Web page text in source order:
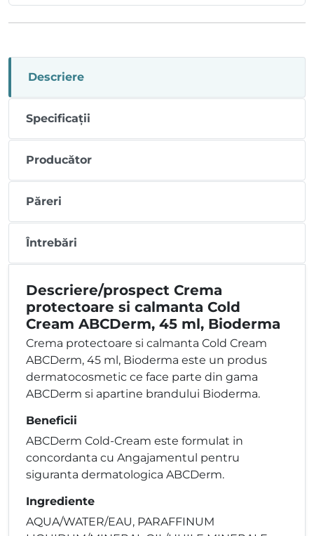
Descriere
Specificații
Producător
Păreri
Întrebări
Descriere/prospect Crema
protectoare si calmanta Cold
Cream ABCDerm, 45 ml, Bioderma
Crema protectoare si calmanta Cold Cream
ABCDerm, 45 ml, Bioderma este un produs
dermatocosmetic ce face parte din gama
ABCDerm si apartine brandului Bioderma.
Beneficii
ABCDerm Cold-Cream este formulat in
concordanta cu Angajamentul pentru
siguranta dermatologica ABCDerm.
Ingrediente
AQUA/WATER/EAU, PARAFFINUM